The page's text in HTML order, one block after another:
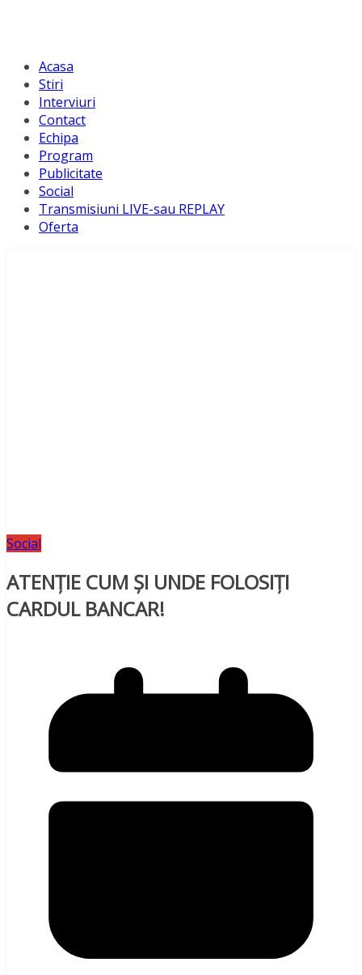
Acasa
Stiri
Interviuri
Contact
Echipa
Program
Publicitate
Social
Transmisiuni LIVE-sau REPLAY
Oferta
Social
ATENȚIE CUM ȘI UNDE FOLOSIȚI
CARDUL BANCAR!